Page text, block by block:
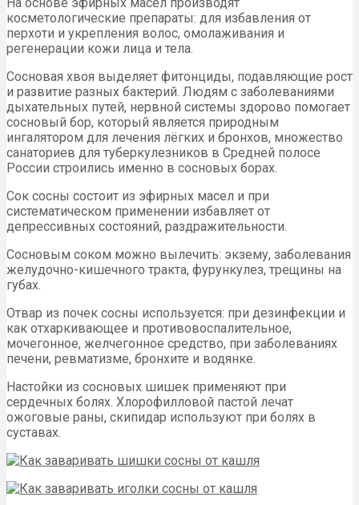
косметологические препараты: для избавления от
перхоти и укрепления волос, омолаживания и
регенерации кожи лица и тела.
Сосновая хвоя выделяет фитонциды, подавляющие рост
и развитие разных бактерий. Людям с заболеваниями
дыхательных путей, нервной системы здорово помогает
сосновый бор, который является природным
ингалятором для лечения лёгких и бронхов, множество
санаториев для туберкулезников в Средней полосе
России строились именно в сосновых борах.
Сок сосны состоит из эфирных масел и при
систематическом применении избавляет от
депрессивных состояний, раздражительности.
Сосновым соком можно вылечить: экзему, заболевания
желудочно-кишечного тракта, фурункулез, трещины на
губах.
Отвар из почек сосны используется: при дезинфекции и
как отхаркивающее и противовоспалительное,
мочегонное, желчегонное средство, при заболеваниях
печени, ревматизме, бронхите и водянке.
Настойки из сосновых шишек применяют при
сердечных болях. Хлорофилловой пастой лечат
ожоговые раны, скипидар используют при болях в
суставах.